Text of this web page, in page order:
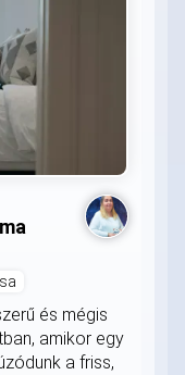
és mégis
amikor egy
a friss,